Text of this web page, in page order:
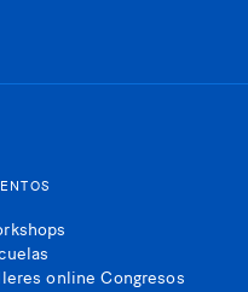
online Congresos